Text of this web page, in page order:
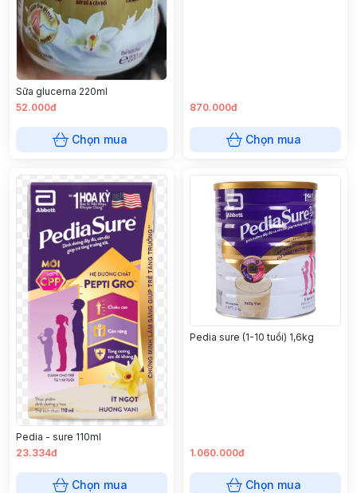
Sữa glucerna 220ml
52.000đ
Chọn mua
870.000đ
Chọn mua
Pedia - sure 110ml
23.334đ
Chọn mua
Pedia sure (1-10 tuổi) 1,6kg
1.060.000đ
Chọn mua